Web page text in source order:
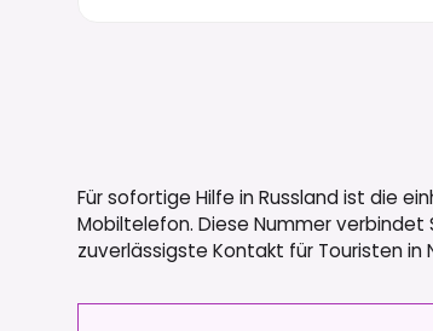
Für sofortige Hilfe in Russland ist die
Mobiltelefon. Diese Nummer verbindet
zuverlässigste Kontakt für Touristen